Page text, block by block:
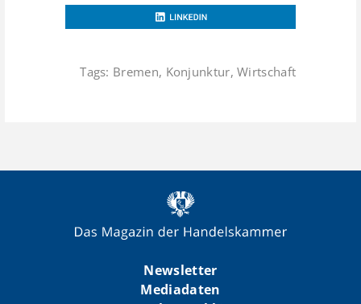
Tags: Bremen, Konjunktur,Wirtschaft
Newsletter
Mediadaten